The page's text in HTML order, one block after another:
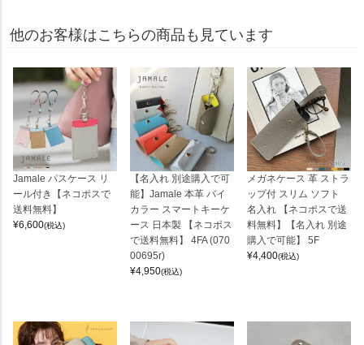
他のお客様はこちらの商品も見ています
Jamale パスケース リ
ール付き【ネコポスで
送料無料】
¥6,600(税込)
【名入れ 別途購入で可
能】Jamale 本革 バイ
カラー スマートキーケ
ース 日本製 【ネコポス
で送料無料】 4FA (070
00695r)
¥4,950(税込)
メガネケース 革 ストラ
ップ付 スリム ソフト
名入れ 【ネコポスで送
料無料】【名入れ 別途
購入で可能】 5F
¥4,400(税込)